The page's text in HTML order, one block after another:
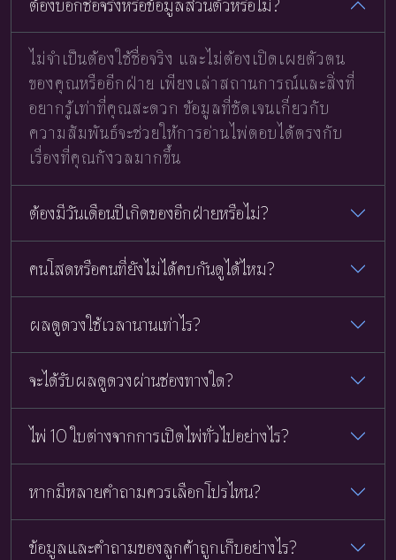
ต้องบอกชื่อจริงหรือข้อมูลส่วนตัวหรือไม่?
ไม่จำเป็นต้องใช้ชื่อจริง และไม่ต้องเปิดเผยตัวตน
ของคุณหรืออีกฝ่าย เพียงเล่าสถานการณ์และสิ่งที่
อยากรู้เท่าที่คุณสะดวก ข้อมูลที่ชัดเจนเกี่ยวกับ
ความสัมพันธ์จะช่วยให้การอ่านไพ่ตอบได้ตรงกับ
เรื่องที่คุณกังวลมากขึ้น
ต้องมีวันเดือนปีเกิดของอีกฝ่ายหรือไม่?
คนโสดหรือคนที่ยังไม่ได้คบกันดูได้ไหม?
ผลดูดวงใช้เวลานานเท่าไร?
จะได้รับผลดูดวงผ่านช่องทางใด?
ไพ่ 10 ใบต่างจากการเปิดไพ่ทั่วไปอย่างไร?
หากมีหลายคำถามควรเลือกโปรไหน?
ข้อมูลและคำถามของลูกค้าถูกเก็บอย่างไร?